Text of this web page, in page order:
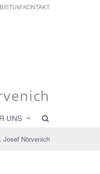
BISTUM KONTAKT
UNS
Josef Nörvenich